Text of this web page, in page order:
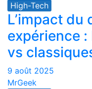
High-Tech
L’impact du
expérience
vs
9 août 2025
MrGeek